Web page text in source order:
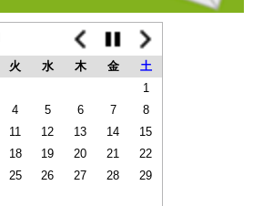
火 水 木 金
土
1
4 5 6 7
8
11 12 13 14
15
18 19 20 21
22
25 26 27 28
29